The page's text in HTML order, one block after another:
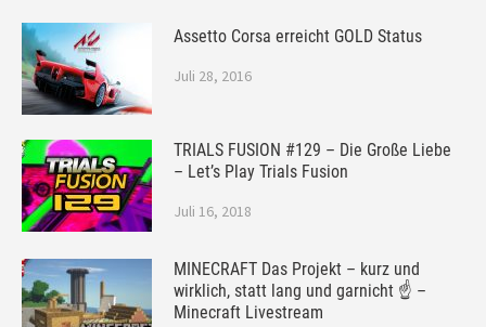
Assetto Corsa erreicht GOLD Status
Juli 28, 2016
TRIALS FUSION #129 – Die Große Liebe
– Let’s Play Trials Fusion
Juli 16, 2018
MINECRAFT Das Projekt – kurz und
wirklich, statt lang und garnicht ☝ –
Minecraft Livestream